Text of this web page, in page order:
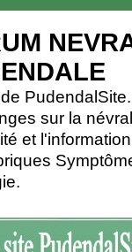
sur la
et